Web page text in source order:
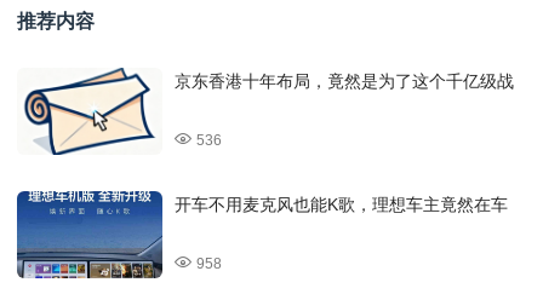
推荐内容
京东香港十年布局，竟然是为了这个千亿级战
536
开车不用麦克风也能K歌，理想车主竟然在车
958